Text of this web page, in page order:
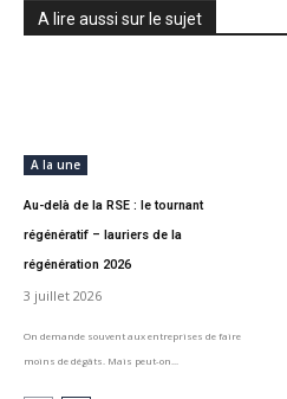
A lire aussi sur le sujet
A la une
Au-delà de la RSE : le tournant
régénératif – lauriers de la
régénération 2026
3 juillet 2026
On demande souvent aux entreprises de faire
moins de dégâts. Mais peut-on...